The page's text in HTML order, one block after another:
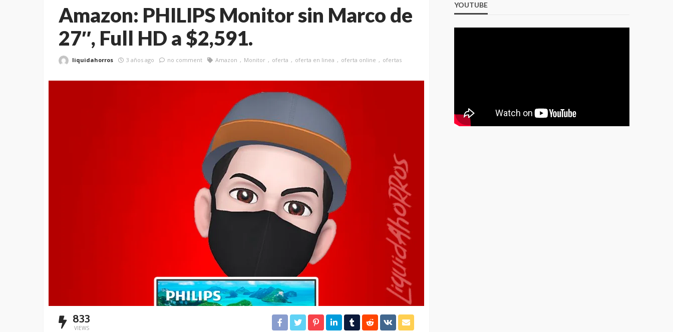
Amazon: PHILIPS Monitor sin Marco de
27″, Full HD a $2,591.
liquidahorros 3 años ago no comment Amazon Monitor oferta oferta en linea oferta online ofertas
833
VIEWS
YOUTUBE